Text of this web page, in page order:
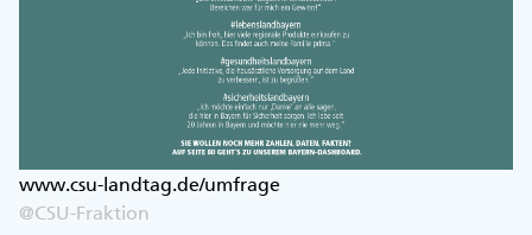
www.csu-landtag.de/umfrage
@CSU-Fraktion